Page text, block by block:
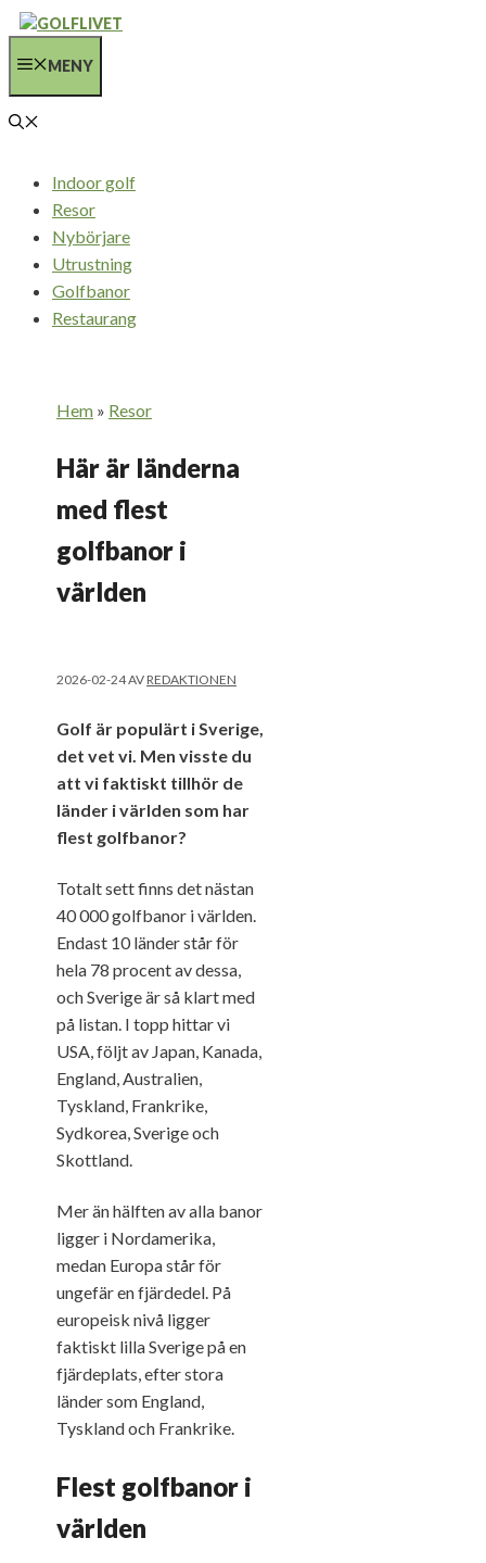
Hoppa
innehållMENY
Indoor golf
Resor
Nybörjare
Utrustning
Golfbanor
Restaurang
Hem » Resor
Här är länderna
med flest
golfbanor i
världen
2026-02-24AVREDAKTIONEN
Golf är populärt i Sverige,
det vet vi. Men visste du
att vi faktiskt tillhör de
länder i världen som har
flest golfbanor?
Totalt sett finns det nästan
40 000 golfbanor i världen.
Endast 10 länder står för
hela 78 procent av dessa,
och Sverige är så klart med
på listan. I topp hittar vi
USA, följt av Japan, Kanada,
England, Australien,
Tyskland, Frankrike,
Sydkorea, Sverige och
Skottland.
Mer än hälften av alla banor
ligger i Nordamerika,
medan Europa står för
ungefär en fjärdedel. På
europeisk nivå ligger
faktiskt lilla Sverige på en
fjärdeplats, efter stora
länder som England,
Tyskland och Frankrike.
Flest golfbanor i
världen